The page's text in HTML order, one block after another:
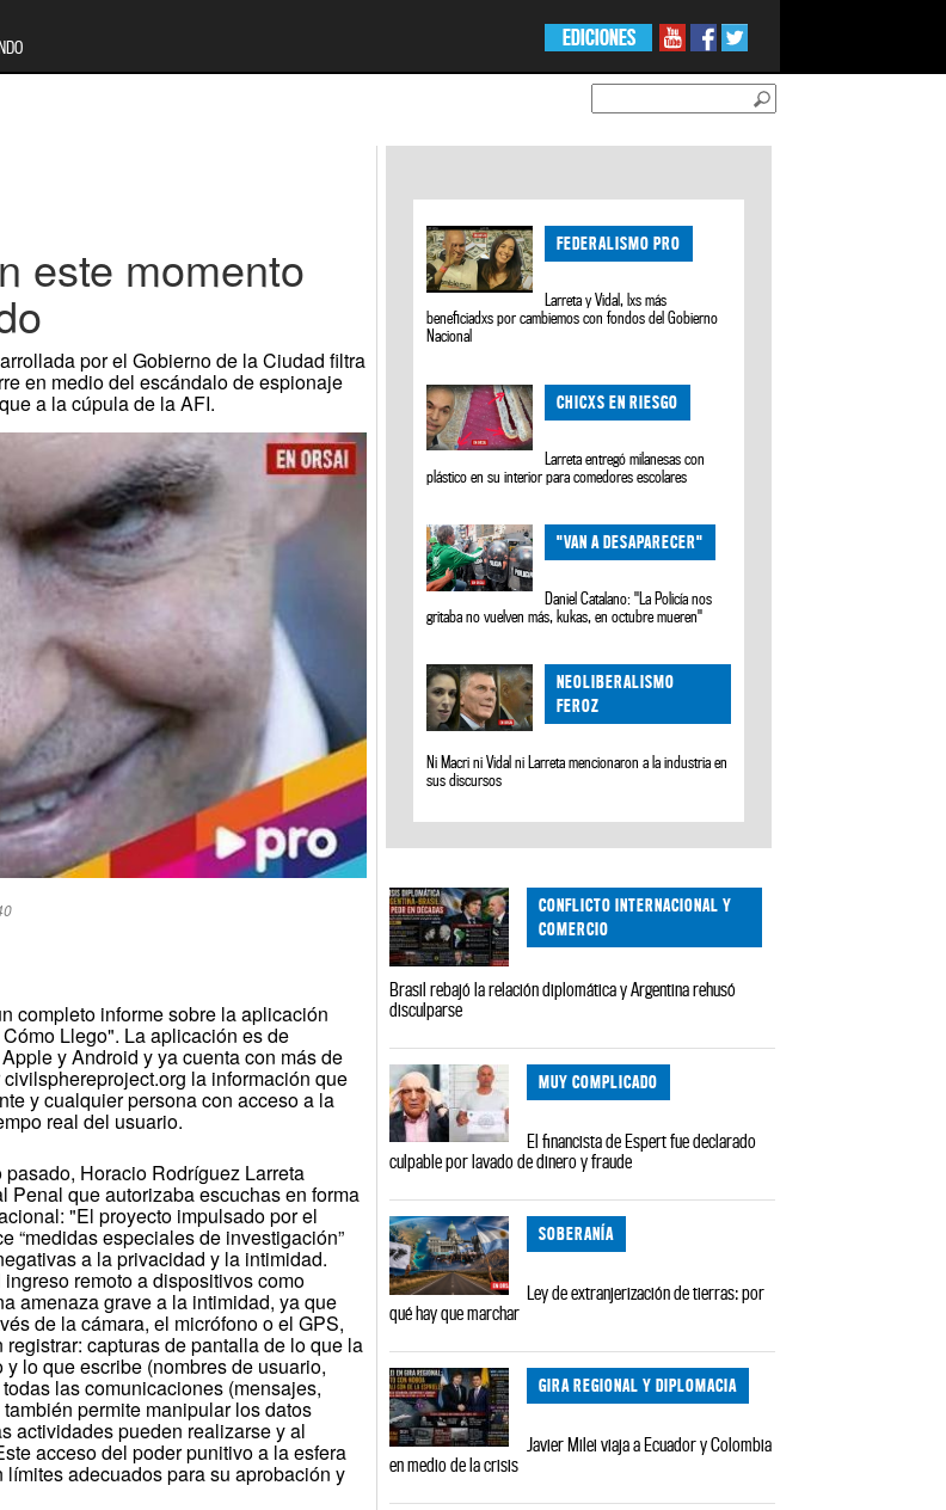
EDICIONES
este momento
por el Gobierno de la Ciudad filtra
en medio del escándalo de espionaje
a la cúpula de la AFI.
completo informe sobre la aplicación
Llego". La aplicación es de
y Android y ya cuenta con más de
la información que
y cualquier persona con acceso a la
real del usuario.
Horacio Rodríguez Larreta
Penal que autorizaba escuchas en forma
"El proyecto impulsado por el
“medidas especiales de investigación”
a la privacidad y la intimidad.
remoto a dispositivos como
amenaza grave a la intimidad, ya que
de la cámara, el micrófono o el GPS,
capturas de pantalla de lo que la
lo que escribe (nombres de usuario,
las comunicaciones (mensajes,
permite manipular los datos
actividades pueden realizarse y al
acceso del poder punitivo a la esfera
adecuados para su aprobación y
FEDERALISMO PRO
Larreta y Vidal, lxs más
beneficiadxs por cambiemos con fondos del Gobierno
Nacional
CHICXS EN RIESGO
Larreta entregó milanesas con
plástico en su interior para comedores escolares
"VAN A DESAPARECER"
Daniel Catalano: "La Policía nos
gritaba no vuelven más, kukas, en octubre mueren"
NEOLIBERALISMO
FEROZ
Ni Macri ni Vidal ni Larreta mencionaron a la industria en
sus discursos
CONFLICTO INTERNACIONAL Y
COMERCIO
Brasil rebajó la relación diplomática y Argentina rehusó
disculparse
MUY COMPLICADO
El financista de Espert fue declarado
culpable por lavado de dinero y fraude
SOBERANÍA
Ley de extranjerización de tierras: por
qué hay que marchar
GIRA REGIONAL Y DIPLOMACIA
Javier Milei viaja a Ecuador y Colombia
en medio de la crisis